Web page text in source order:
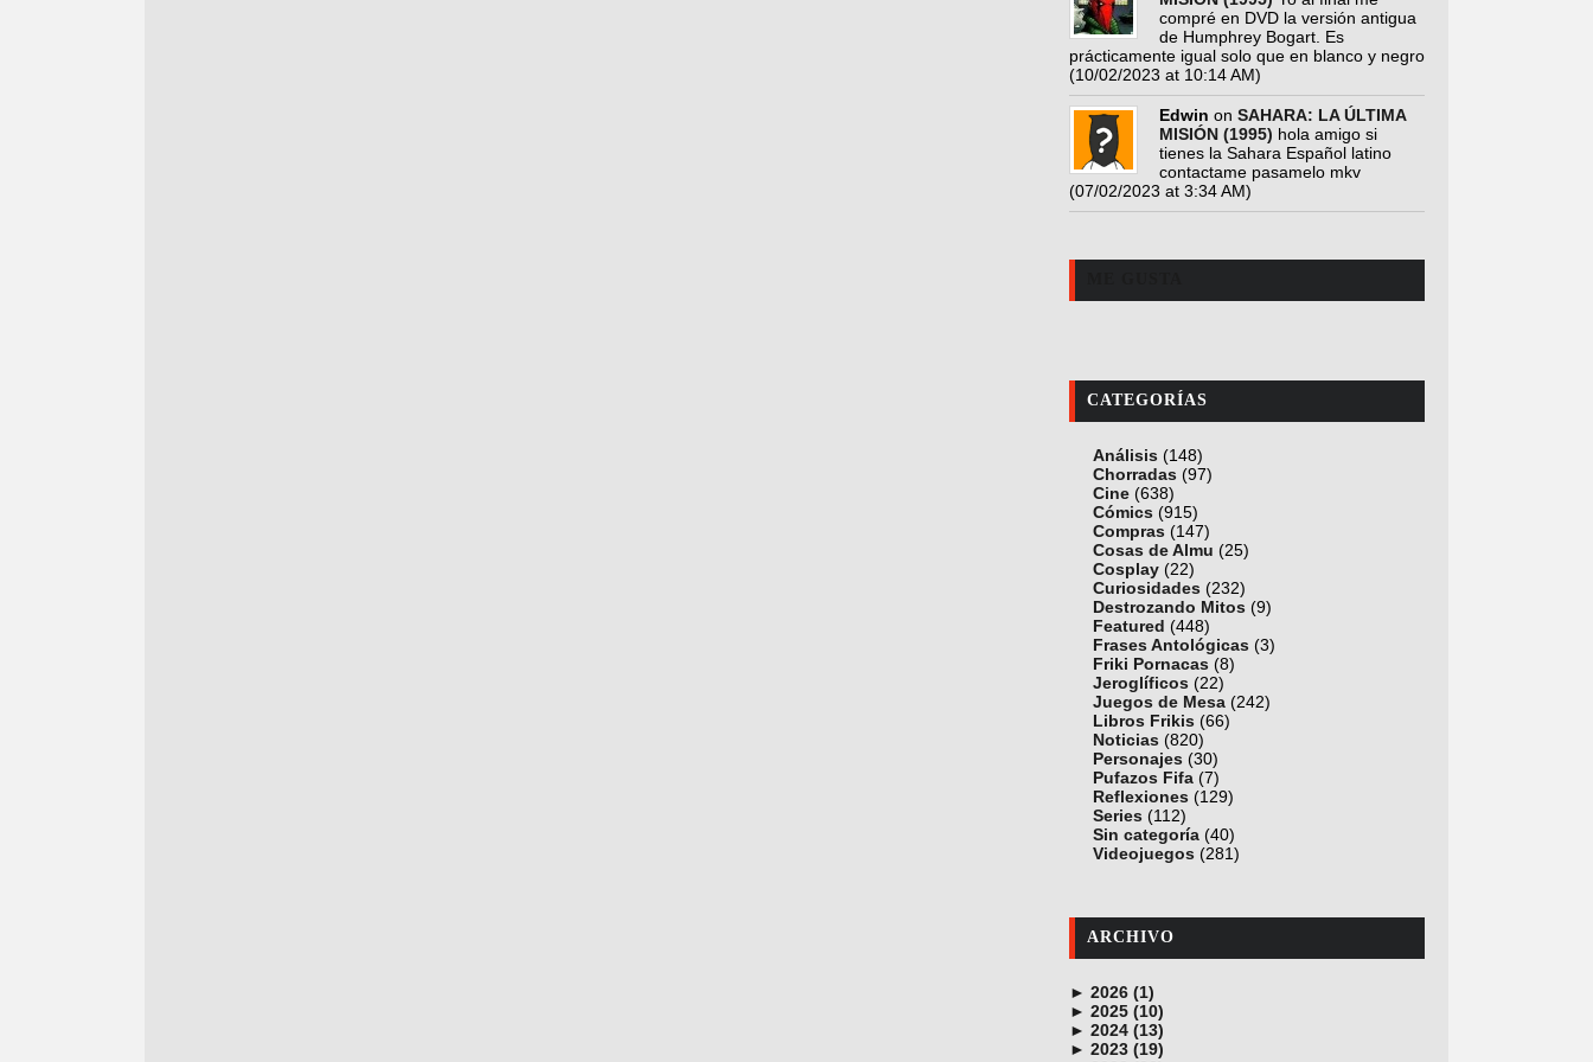
compré en DVD la versión antigua
de Humphrey Bogart. Es
prácticamente igual solo que en blanco y negro
(10/02/2023 at 10:14 AM)
Edwin on SAHARA: LA ÚLTIMA
MISIÓN (1995) hola amigo si
tienes la Sahara Español latino
contactame pasamelo mkv
(07/02/2023 at 3:34 AM)
CATEGORÍAS
Análisis (148)
Chorradas (97)
Cine (638)
Cómics (915)
Compras (147)
Cosas de Almu (25)
Cosplay (22)
Curiosidades (232)
Destrozando Mitos (9)
Featured (448)
Frases Antológicas (3)
Friki Pornacas (8)
Jeroglíficos (22)
Juegos de Mesa (242)
Libros Frikis (66)
Noticias (820)
Personajes (30)
Pufazos Fifa (7)
Reflexiones (129)
Series (112)
Sin categoría (40)
Videojuegos (281)
ARCHIVO
► 2026 (1)
junio (1)
► 2025 (10)
noviembre (1)
octubre (1)
► 2024 (13)
diciembre (4)
► 2023 (19)